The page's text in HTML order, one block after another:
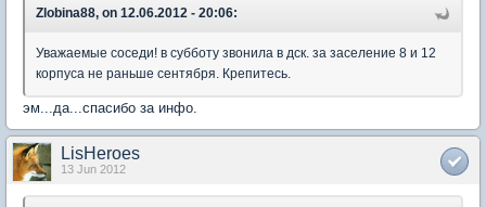
Zlobina88, on 12.06.2012 - 20:06:
Уважаемые соседи! в субботу звонила в дск. за заселение 8 и 12
корпуса не раньше сентября. Крепитесь.
эм...да...спасибо за инфо.
LisHeroes
13 Jun 2012